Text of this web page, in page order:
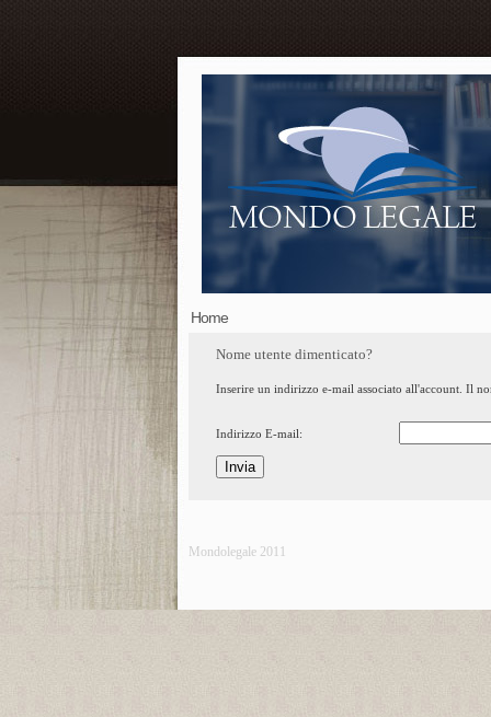
Home
Nome utente dimenticato?
Inserire un indirizzo e-mail associato all'account. Il
Indirizzo E-mail:
Invia
Mondolegale 2011